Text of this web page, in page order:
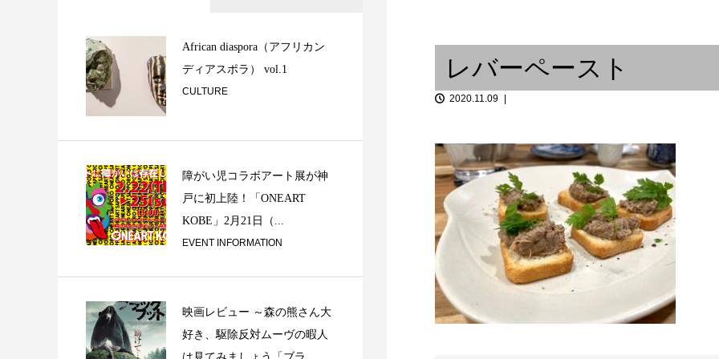
的空間が存在する / 或...
男ならセイ･イット･ラウド！ ライブハウ
居の二〜打の三：『自分でやっ
てみよう！＠90年代。能...
祈りと音楽『天岩戸神社 注連縄
張り神事ご奉納』③
裏オーダーメ
レバーペースト
2020.11.09
African diaspora（アフリカン
ディアスポラ） vol.1
CULTURE
障がい児コラボアート展が神
戸に初上陸！「ONEART
KOBE」2月21日（...
EVENT INFORMATION
映画レビュー ～森の熊さん大
好き、駆除反対ムーヴの暇人